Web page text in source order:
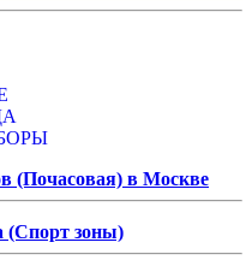
(Почасовая) в Москве
(Спорт зоны)